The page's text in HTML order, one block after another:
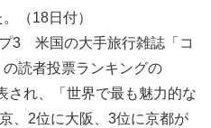
（18日付）
3 米国の大手旅行雑誌「コ
読者投票ランキングの
され、「世界で最も魅力的な
、2位に大阪、3位に京都が